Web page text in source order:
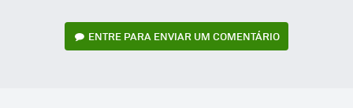
ENTRE PARA ENVIAR UM COMENTÁRIO